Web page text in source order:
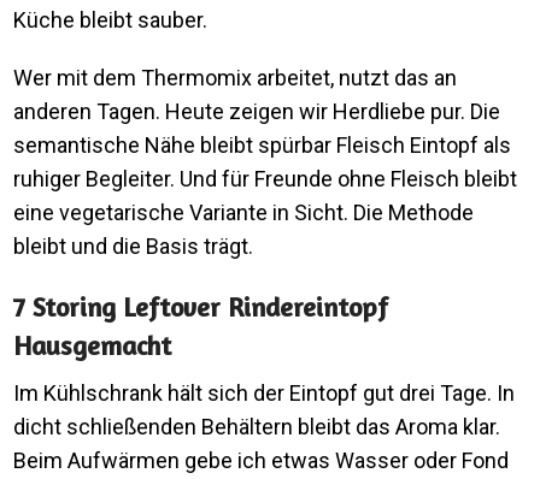
Küche bleibt sauber.
Wer mit dem Thermomix arbeitet, nutzt das an
anderen Tagen. Heute zeigen wir Herdliebe pur. Die
semantische Nähe bleibt spürbar Fleisch Eintopf als
ruhiger Begleiter. Und für Freunde ohne Fleisch bleibt
eine vegetarische Variante in Sicht. Die Methode
bleibt und die Basis trägt.
7 Storing Leftover Rindereintopf
Hausgemacht
Im Kühlschrank hält sich der Eintopf gut drei Tage. In
dicht schließenden Behältern bleibt das Aroma klar.
Beim Aufwärmen gebe ich etwas Wasser oder Fond